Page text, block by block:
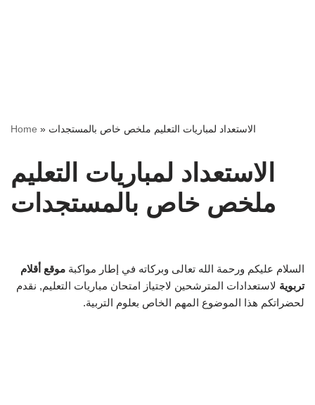
Home » الاستعداد لمباريات التعليم ملخص خاص بالمستجدات
الاستعداد لمباريات التعليم
ملخص خاص بالمستجدات
السلام عليكم ورحمة الله تعالى وبركاته في إطار مواكبة موقع أقلام
تربوية لاستعدادات المترشحين لاجتياز امتحان مباريات التعليم, نقدم
لحضراتكم هذا الموضوع المهم الخاص بعلوم التربية.